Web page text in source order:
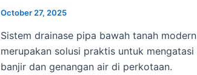
October 27, 2025
Sistem drainase pipa bawah tanah modern
merupakan solusi praktis untuk mengatasi
banjir dan genangan air di perkotaan.